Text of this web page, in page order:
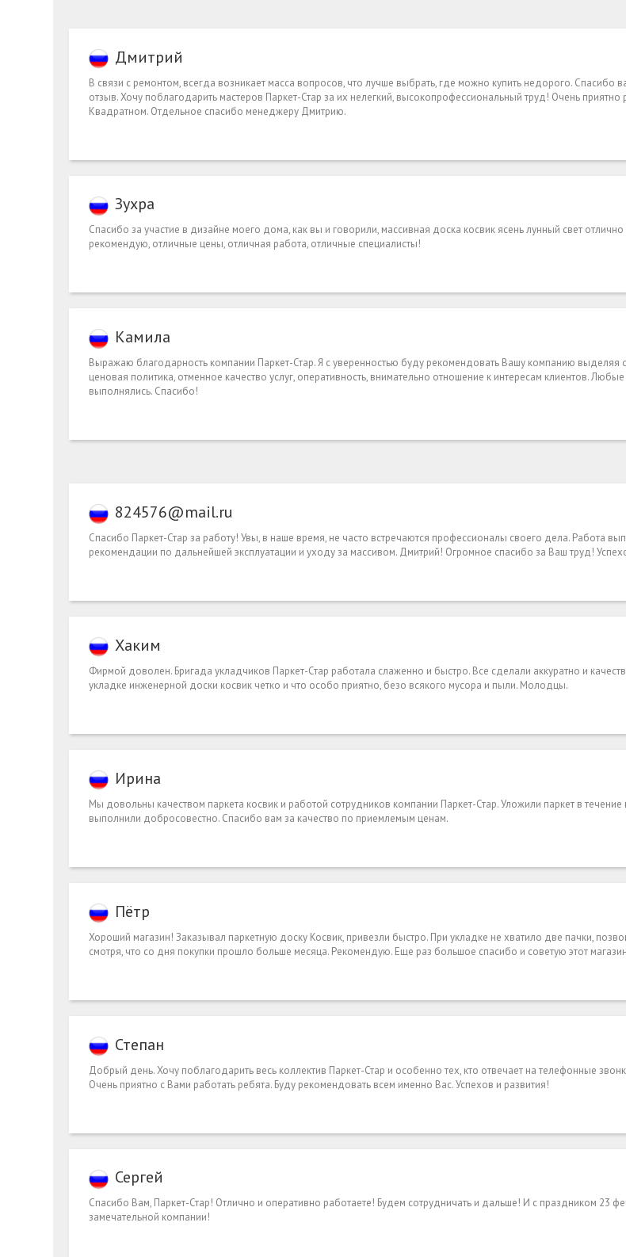
Дмитрий
В связи с ремонтом, всегда возникает масса вопросов, что лучше выбрать, где можно купить недорого. Спасибо
отзыв. Хочу поблагодарить мастеров Паркет-Стар за их нелегкий, высокопрофессиональный труд! Очень
Квадратном. Отдельное спасибо менеджеру Дмитрию.
Зухра
Спасибо за участие в дизайне моего дома, как вы и говорили, массивная доска косвик ясень лунный свет
рекомендую, отличные цены, отличная работа, отличные специалисты!
Камила
Выражаю благодарность компании Паркет-Стар. Я с уверенностью буду рекомендовать Вашу компанию выделяя
ценовая политика, отменное качество услуг, оперативность, внимательно отношение к интересам клиентов.
выполнялись. Спасибо!
824576@mail.ru
Спасибо Паркет-Стар за работу! Увы, в наше время, не часто встречаются профессионалы своего дела. Работа
рекомендации по дальнейшей эксплуатации и уходу за массивом. Дмитрий! Огромное спасибо за Ваш труд!
Хаким
Фирмой доволен. Бригада укладчиков Паркет-Стар работала слаженно и быстро. Все сделали аккуратно и
укладке инженерной доски косвик четко и что особо приятно, безо всякого мусора и пыли. Молодцы.
Ирина
Мы довольны качеством паркета косвик и работой сотрудников компании Паркет-Стар. Уложили паркет в
выполнили добросовестно. Спасибо вам за качество по приемлемым ценам.
Пётр
Хороший магазин! Заказывал паркетную доску Косвик, привезли быстро. При укладке не хватило две пачки,
смотря, что со дня покупки прошло больше месяца. Рекомендую. Еще раз большое спасибо и советую этот
Степан
Добрый день. Хочу поблагодарить весь коллектив Паркет-Стар и особенно тех, кто отвечает на телефонные
Очень приятно с Вами работать ребята. Буду рекомендовать всем именно Вас. Успехов и развития!
Сергей
Спасибо Вам, Паркет-Стар! Отлично и оперативно работаете! Будем сотрудничать и дальше! И с праздником 23
замечательной компании!